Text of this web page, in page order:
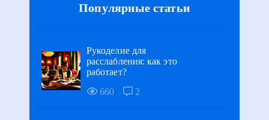
Популярные статьи
Рукоделие для
расслабления: как это
работает?
660
2